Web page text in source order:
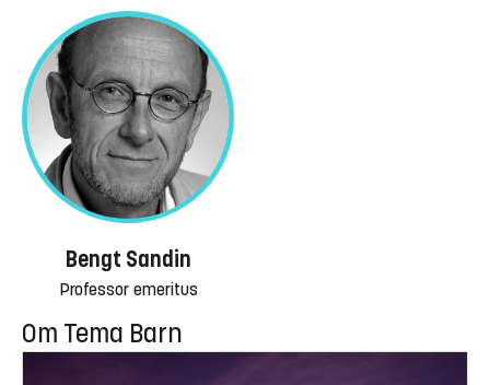
Bengt Sandin
Professor emeritus
Om Tema Barn